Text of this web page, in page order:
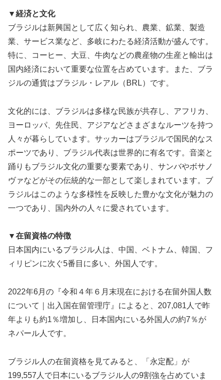
▼経済と文化
ブラジルは新興国として広く知られ、農業、鉱業、製造
業、サービス業など、多岐にわたる経済活動が盛んです。
特に、コーヒー、大豆、牛肉などの農産物の生産と輸出は
国内経済において重要な位置を占めています。また、ブラ
ジルの通貨はブラジル・レアル（BRL）です。
文化的には、ブラジルは多様な民族が共存し、アフリカ、
ヨーロッパ、先住民、アジアなどさまざまなルーツを持つ
人々が暮らしています。サッカーはブラジルで国民的なス
ポーツであり、ブラジル代表は世界的に有名です。音楽と
踊りもブラジル文化の重要な要素であり、サンバやボサノ
ヴァなどがその伝統的な一部として楽しまれています。ブ
ラジルはこのような多様性を反映した豊かな文化が魅力の
一つであり、国内外の人々に愛されています。
▼在留資格の特徴
日本国内にいるブラジル人は、中国、ベトナム、韓国、フ
ィリピンに次ぐ5番目に多い、外国人です。
2022年6月の『令和４年６月末現在における在留外国人数
について｜出入国在留管理庁』によると、207,081人で昨
年よりも約1％増加し、日本国内にいる外国人の約7％が
ネパール人です。
ブラジル人の在留資格を見てみると、「永定配」が
199,557人で日本にいるブラジル人の9割強を占めていま